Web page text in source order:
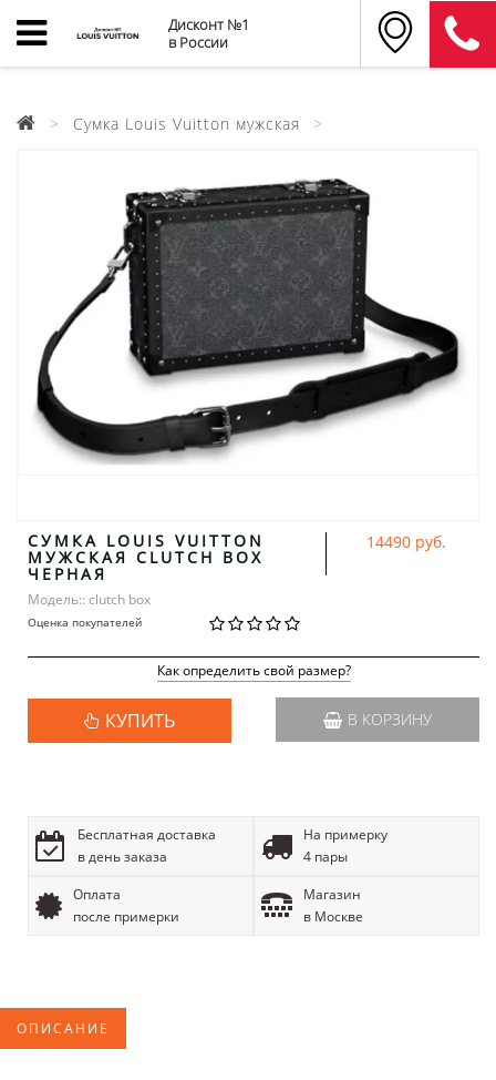
Дисконт №1
в России
Cумка Louis Vuitton мужская
CУМКА LOUIS VUITTON
МУЖСКАЯ CLUTCH BOX
ЧЕРНАЯ
Модель:: clutch box
Оценка покупателей
14490 руб.
Как определить свой размер?
КУПИТЬ В КОРЗИНУ
Бесплатная доставка
в день заказа
На примерку
4 пары
Оплата
после примерки
Магазин
в Москве
ОПИСАНИЕ